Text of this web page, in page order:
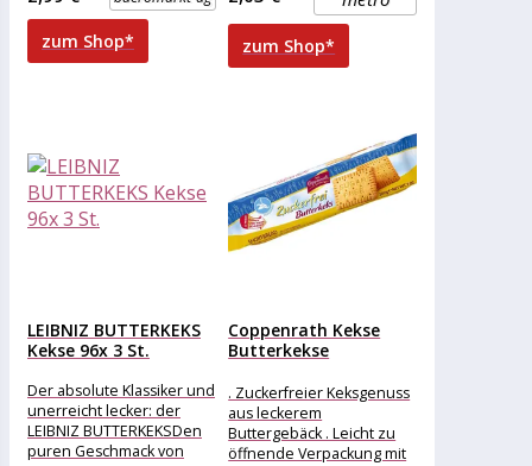
zum Shop*
ganzen
zum Shop*
LEIBNIZ BUTTERKEKS
Kekse 96x 3 St.
Der absolute Klassiker und
unerreicht lecker: der
LEIBNIZ BUTTERKEKSDen
puren Geschmack von
Coppenrath Kekse
Butterkekse
. Zuckerfreier Keksgenuss
aus leckerem
Buttergebäck . Leicht zu
öffnende Verpackung mit